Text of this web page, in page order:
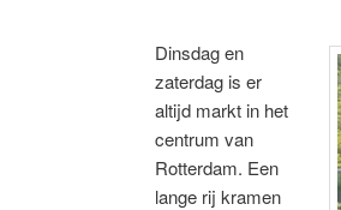
Dinsdag en
zaterdag is er
altijd markt in het
centrum van
Rotterdam. Een
lange rij kramen